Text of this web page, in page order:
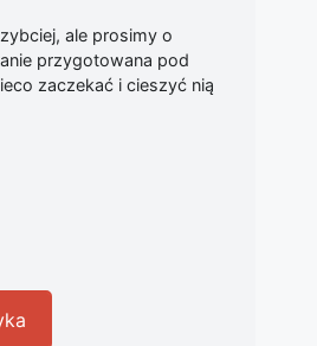
ale prosimy o
przygotowana pod
zaczekać i cieszyć nią